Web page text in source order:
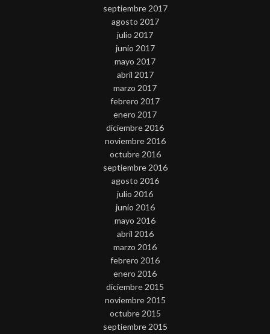
septiembre 2017
agosto 2017
julio 2017
junio 2017
mayo 2017
abril 2017
marzo 2017
febrero 2017
enero 2017
diciembre 2016
noviembre 2016
octubre 2016
septiembre 2016
agosto 2016
julio 2016
junio 2016
mayo 2016
abril 2016
marzo 2016
febrero 2016
enero 2016
diciembre 2015
noviembre 2015
octubre 2015
septiembre 2015